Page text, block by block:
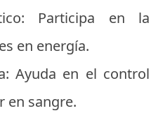
Participa en la
en energía.
Ayuda en el control
en sangre.